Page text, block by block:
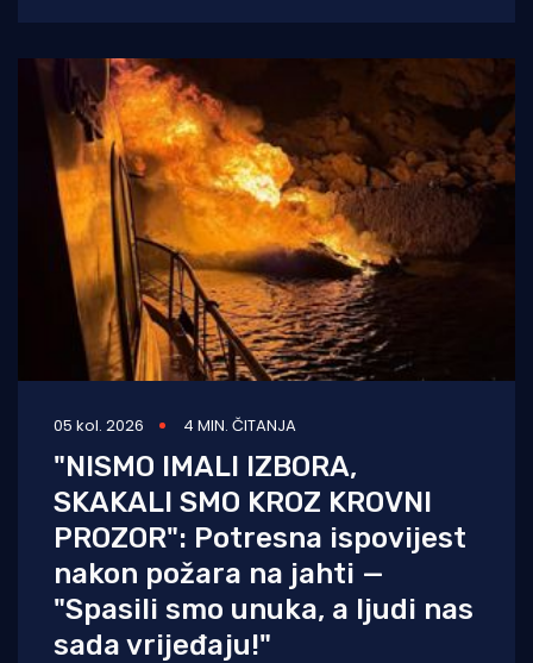
05 kol. 2026 4 MIN. ČITANJA
"NISMO IMALI IZBORA,
SKAKALI SMO KROZ KROVNI
PROZOR": Potresna ispovijest
nakon požara na jahti —
"Spasili smo unuka, a ljudi nas
sada vrijeđaju!"